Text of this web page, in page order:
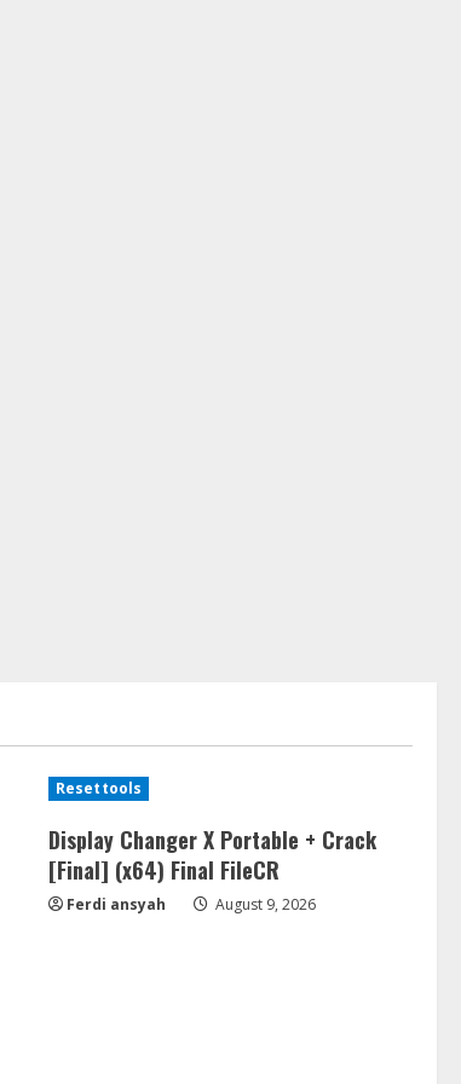
Resettools
Display Changer X Portable + Crack
[Final] (x64) Final FileCR
Ferdi ansyah August 9, 2026